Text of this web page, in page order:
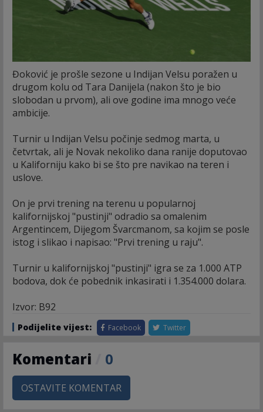
Đoković je prošle sezone u Indijan Velsu poražen u
drugom kolu od Tara Danijela (nakon što je bio
slobodan u prvom), ali ove godine ima mnogo veće
ambicije.
Turnir u Indijan Velsu počinje sedmog marta, u
četvrtak, ali je Novak nekoliko dana ranije doputovao
u Kaliforniju kako bi se što pre navikao na teren i
uslove.
On je prvi trening na terenu u popularnoj
kalifornijskoj "pustinji" odradio sa omalenim
Argentincem, Dijegom Švarcmanom, sa kojim se posle
istog i slikao i napisao: "Prvi trening u raju".
Turnir u kalifornijskoj "pustinji" igra se za 1.000 ATP
bodova, dok će pobednik inkasirati i 1.354.000 dolara.
Izvor: B92
Podijelite vijest: Facebook Twitter
Komentari 0
OSTAVITE KOMENTAR